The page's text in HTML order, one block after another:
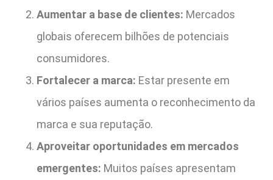
Aumentar a base de clientes: Mercados
globais oferecem bilhões de potenciais
consumidores.
Fortalecer a marca: Estar presente em
vários países aumenta o reconhecimento da
marca e sua reputação.
Aproveitar oportunidades em mercados
emergentes: Muitos países apresentam